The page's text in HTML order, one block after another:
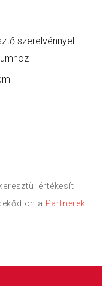
szerelvénnyel
értékesíti
a Partnerek